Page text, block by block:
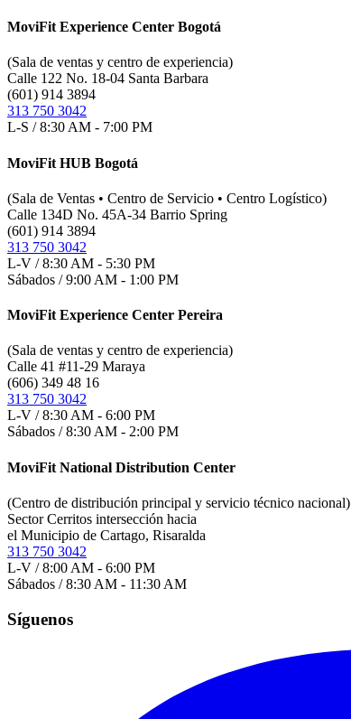
MoviFit Experience Center Bogotá
(Sala de ventas y centro de experiencia)
Calle 122 No. 18-04 Santa Barbara
(601) 914 3894
313 750 3042
L-S / 8:30 AM - 7:00 PM
MoviFit HUB Bogotá
(Sala de Ventas • Centro de Servicio • Centro Logístico)
Calle 134D No. 45A-34 Barrio Spring
(601) 914 3894
313 750 3042
L-V / 8:30 AM - 5:30 PM
Sábados / 9:00 AM - 1:00 PM
MoviFit Experience Center Pereira
(Sala de ventas y centro de experiencia)
Calle 41 #11-29 Maraya
(606) 349 48 16
313 750 3042
L-V / 8:30 AM - 6:00 PM
Sábados / 8:30 AM - 2:00 PM
MoviFit National Distribution Center
(Centro de distribución principal y servicio técnico nacional)
Sector Cerritos intersección hacia
el Municipio de Cartago, Risaralda
313 750 3042
L-V / 8:00 AM - 6:00 PM
Sábados / 8:30 AM - 11:30 AM
Síguenos